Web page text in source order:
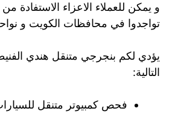
و يمكن للعملاء الاعزاء الاستفادة من
تواجدوا في محافظات الكويت و
يؤدي لكم بنجرجي متنقل هندي
التالية:
فحص كمبيوتر متنقل